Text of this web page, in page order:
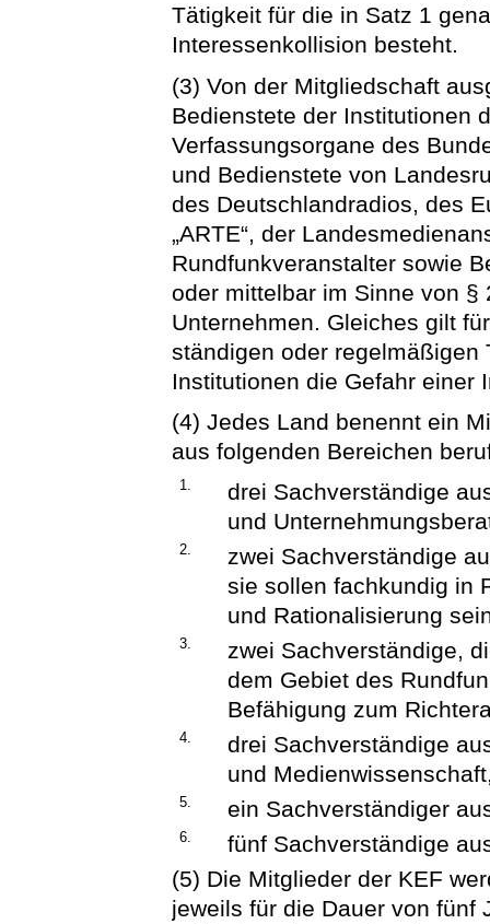
Tätigkeit für die in Satz 1
Interessenkollision besteht.
(3) Von der Mitgliedschaft
Bedienstete der Institutionen
Verfassungsorgane des
und Bedienstete von
des Deutschlandradios, des
„ARTE“, der
Rundfunkveranstalter sowie
oder mittelbar im Sinne von
Unternehmen. Gleiches gilt
ständigen oder
Institutionen die Gefahr einer
(4) Jedes Land benennt ein
aus folgenden Bereichen
1.
drei Sachverständige
und
2.
zwei Sachverständige
sie sollen fachkundig in
und Rationalisierung
3.
zwei Sachverständige,
dem Gebiet des
Befähigung zum
4.
drei Sachverständige
und
5. ein Sachverständiger
6.
fünf Sachverständige
(5) Die Mitglieder der KEF
jeweils für die Dauer von fünf